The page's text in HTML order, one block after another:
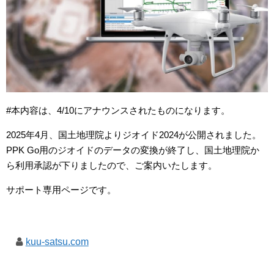
#本内容は、4/10にアナウンスされたものになります。
2025年4月、国土地理院よりジオイド2024が公開されました。
PPK Go用のジオイドのデータの変換が終了し、国土地理院か
ら利用承認が下りましたので、ご案内いたします。
サポート専用ページです。
kuu-satsu.com